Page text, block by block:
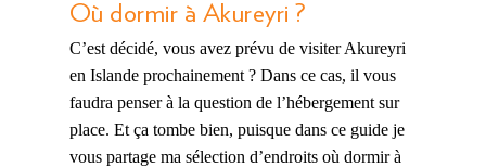
Où dormir à Akureyri ?
C’est décidé, vous avez prévu de visiter Akureyri
en Islande prochainement ? Dans ce cas, il vous
faudra penser à la question de l’hébergement sur
place. Et ça tombe bien, puisque dans ce guide je
vous partage ma sélection d’endroits où dormir à